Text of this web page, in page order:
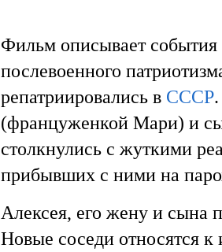
Фильм описывает события
послевоенного
репатриировались в СССР
(француженкой Мари) и
столкнулись с жуткими
прибывших с ними на
Алексея, его жену и сына
Новые соседи относятся